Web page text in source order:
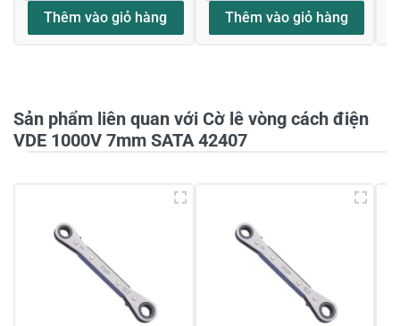
Tiêu đề của nhận xét *
Viết nhận xét của bạn vào bên dưới
Thêm vào giỏ hàng Thêm vào giỏ hàng
Sản phẩm liên quan với Cờ lê vòng cách điện
VDE 1000V 7mm SATA 42407